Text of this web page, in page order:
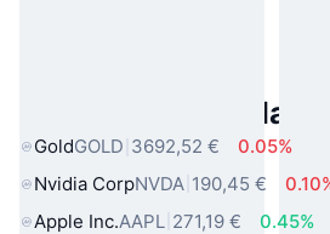
Asset reali popolari
GoldGOLD 3692,52 €
0.05%
Nvidia CorpNVDA 190,45 €
Apple Inc.AAPL 271,19 €
0.45%